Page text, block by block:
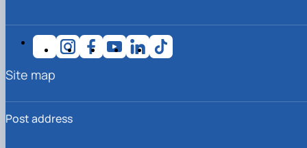
Post address
Site map